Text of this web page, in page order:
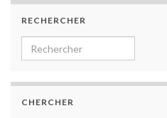
RECHERCHER
Search for:
CHERCHER